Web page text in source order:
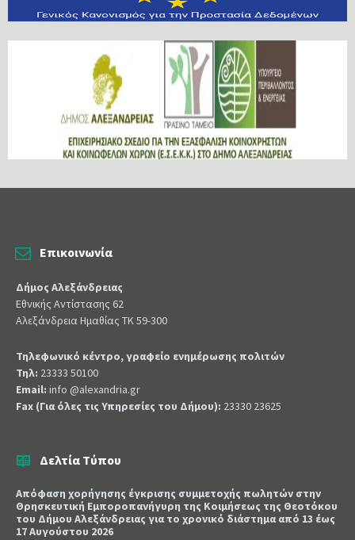
Επικοινωνία
Δήμος Αλεξάνδρειας
Εθνικής Αντίστασης 62
Αλεξάνδρεια Ημαθίας ΤΚ 59-300
Τηλεφωνικό κέντρο, γραφείο ενημέρωσης πολιτών
Τηλ: 23333 50100
Email: info @alexandria.gr
Fax (Για όλες τις Υπηρεσίες του Δήμου): 23330 23625
Δελτία Τύπου
Απόφαση χορήγησης έγκρισης συμμετοχής πωλητών στην
Θρησκευτική Εμποροπανήγυρη της Κοιμήσεως της Θεοτόκου
του Δήμου Αλεξάνδρειας για το χρονικό διάστημα από 13 έως
17 Αυγούστου 2026